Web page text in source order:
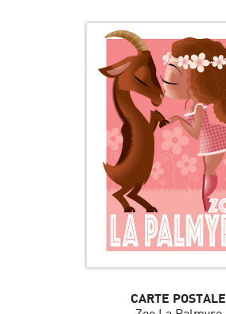
CARTE POSTALE